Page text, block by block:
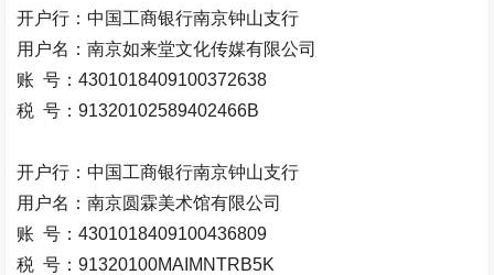
开户行：中国工商银行南京钟山支行
用户名：南京如来堂文化传媒有限公司
账 号：4301018409100372638
税 号：91320102589402466B
开户行：中国工商银行南京钟山支行
用户名：南京圆霖美术馆有限公司
账 号：4301018409100436809
税 号：91320100MAIMNTRB5K